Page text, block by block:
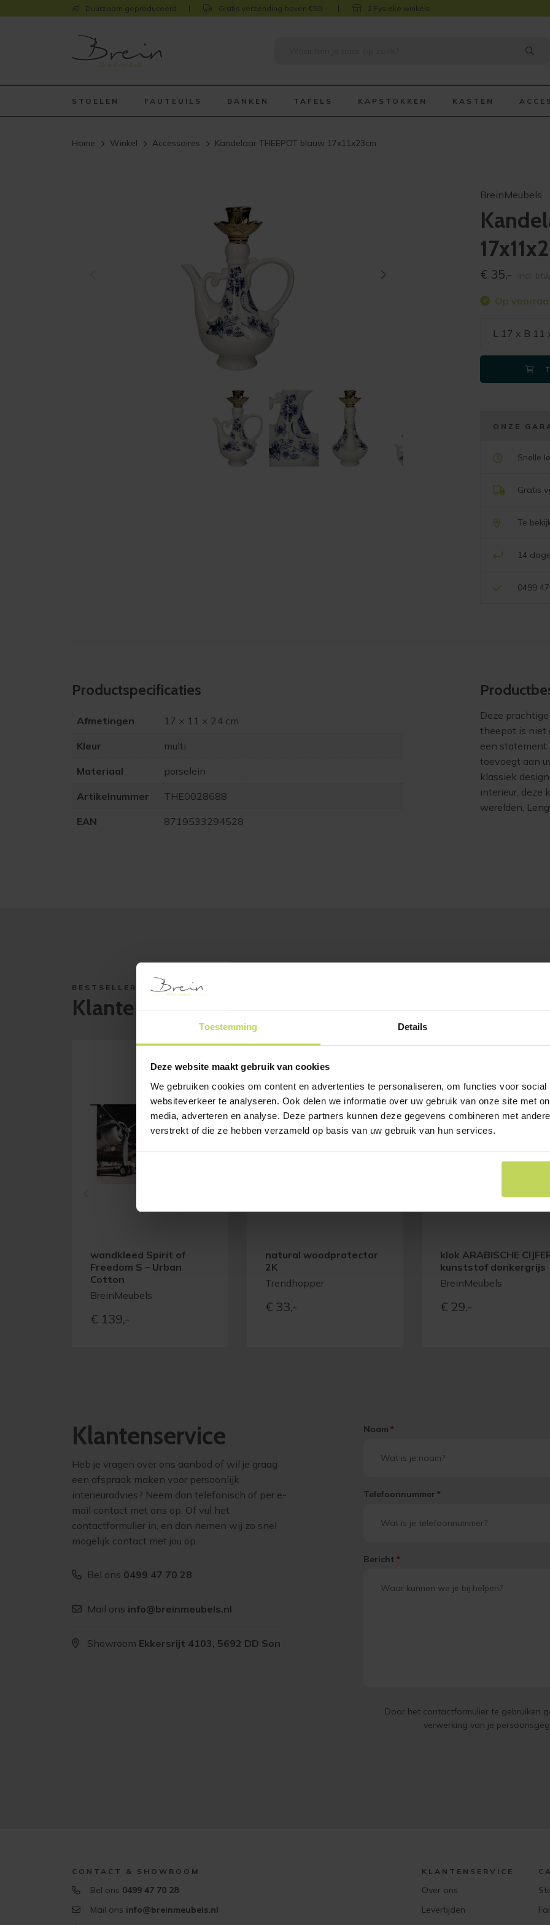
Toestemming Details
Deze website maakt gebruik van cookies
We gebruiken cookies om content en advertenties te personaliseren, om functies voor social
websiteverkeer te analyseren. Ook delen we informatie over uw gebruik van onze site met
media, adverteren en analyse. Deze partners kunnen deze gegevens combineren met
verstrekt of die ze hebben verzameld op basis van uw gebruik van hun services.
Duurzaam geproduceerd Gratis verzending boven €50,- 2 Fysieke winkels
STOELEN FAUTEUILS BANKEN TAFELS KAPSTOKKEN KASTEN
Home Winkel Accessoires Kandelaar THEEPOT blauw 17x11x23cm
BreinMeubels
€ 35,-
Op
L 17 x B 11
ONZE
Snelle
Gratis
Te
14
0499
Product­specificaties
Afmetingen 17 × 11 × 24 cm
Kleur multi
Materiaal porselein
Artikelnummer THE0028688
EAN 8719533294528
Deze
theepot is niet
een statement
toevoegt aan
klassiek
interieur, deze
werelden.
BESTSELLERS
Klanten bekeken ook
wandkleed Spirit of
Freedom S – Urban
Cotton
BreinMeubels
€ 139,-
natural woodprotector
2K
Trendhopper
€ 33,-
klok ARABISCHE
kunststof donkergrijs
BreinMeubels
€ 29,-
Klantenservice
Heb je vragen over ons aanbod of wil je graag
een afspraak maken voor persoonlijk
interieuradvies? Neem dan telefonisch of per e-
mail contact met ons op. Of vul het
contactformulier in, en dan nemen wij zo snel
mogelijk contact met jou op.
Bel ons 0499 47 70 28
Mail ons info@breinmeubels.nl
Showroom Ekkersrijt 4103, 5692 DD Son
Naam *
Telefoonnummer *
Bericht *
Door het contactformulier te gebruiken
verwerking van je
CONTACT & SHOWROOM
Bel ons 0499 47 70 28
Mail ons info@breinmeubels.nl
KLANTENSERVICE
Over ons
Levertijden